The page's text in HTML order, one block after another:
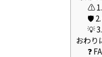
⚠️
🛡️
💡
おわり
❓